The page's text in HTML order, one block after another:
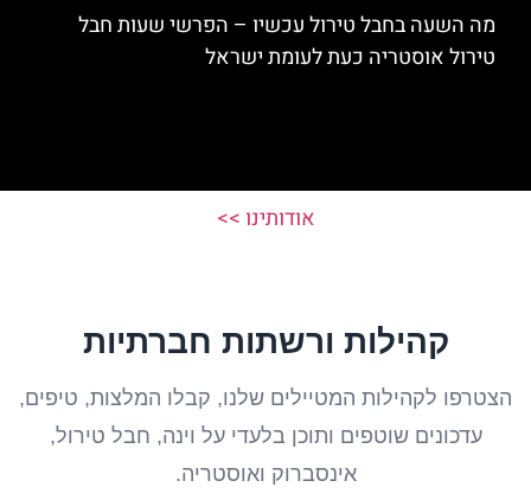
מה השעה בחבל טירול עכשיו – הפרשי שעות חבל
טירול אוסטריה כעת לעומת ישראל
אודותינו >>
קהילות ורשתות חברתיות
הצטרפו לקהילות המטיילים שלנו, קבלו המלצות, טיפים,
עדכונים שוטפים ותוכן בלעדי על וינה, חבל טירול,
אינסברוק ואוסטריה.